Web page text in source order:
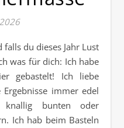
was für dich: Ich habe
gebastelt! Ich liebe
immer edel
bunten oder
Ich hab beim Basteln